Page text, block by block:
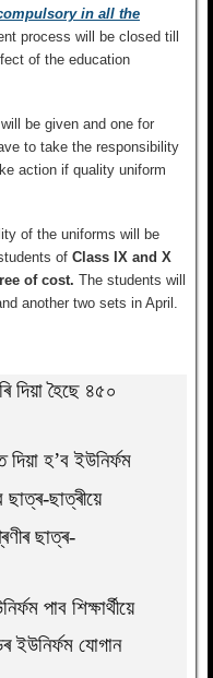
in all the
process will be closed till
of the education
be given and one for
to take the responsibility
action if quality uniform
of the uniforms will be
of Class IX and X
of cost. The students will
another two sets in April.
দিয়া হৈছে ৪৫০
দিয়া হ’ব ইউনিৰ্ফম
ছাত্ৰীয়ে
ছাত্ৰ-
পাব শিক্ষাৰ্থীয়ে
ইউনিৰ্ফম যোগান